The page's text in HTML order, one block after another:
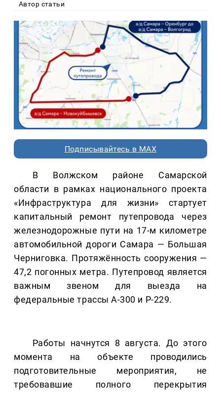
Автор статьи
Подписывайтесь в MAX
В Волжском районе Самарской
области в рамках национального проекта
«Инфраструктура для жизни» стартует
капитальный ремонт путепровода через
железнодорожные пути на 17-м километре
автомобильной дороги Самара — Большая
Черниговка. Протяжённость сооружения —
47,2 погонных метра. Путепровод является
важным звеном для выезда на
федеральные трассы А-300 и Р-229.
Работы начнутся 8 августа. До этого
момента на объекте проводились
подготовительные мероприятия, не
требовавшие полного перекрытия